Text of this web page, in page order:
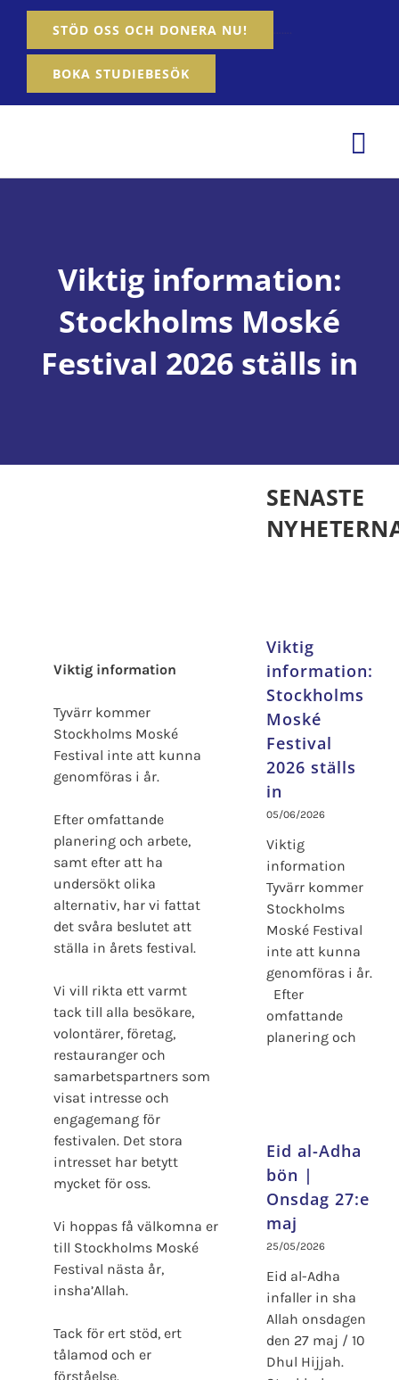
Fortsätt
innehållet
STÖD OSS OCH DONERA NU!
BOKA STUDIEBESÖK
Våra tjänster
Aktiviteter
Viktig information:
Stockholms Moské
Festival 2026 ställs in
Viktig information
Tyvärr kommer
Stockholms Moské
Festival inte att kunna
genomföras i år.
Efter omfattande
planering och arbete,
samt efter att ha
undersökt olika
alternativ, har vi fattat
det svåra beslutet att
ställa in årets festival.
Vi vill rikta ett varmt
tack till alla besökare,
volontärer, företag,
restauranger och
samarbetspartners som
visat intresse och
engagemang för
festivalen. Det stora
intresset har betytt
mycket för oss.
Vi hoppas få välkomna er
till Stockholms Moské
Festival nästa år,
insha’Allah.
Tack för ert stöd, ert
tålamod och er
förståelse.
SENASTE
Viktig
information:
Stockholms
Moské
Festival
2026 ställs
in
05/06/2026
Viktig
information
Tyvärr kommer
Stockholms
Moské Festival
inte att kunna
genomföras i år.
Efter
omfattande
planering och
Eid al-Adha
bön |
Onsdag 27:e
maj
25/05/2026
Eid al-Adha
infaller in sha
Allah onsdagen
den 27 maj / 10
Dhul Hijjah.